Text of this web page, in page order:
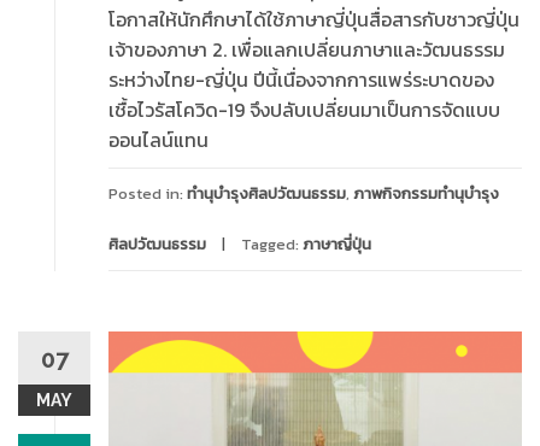
โอกาสให้นักศึกษาได้ใช้ภาษาญี่ปุ่นสื่อสารกับชาวญี่ปุ่น
เจ้าของภาษา 2. เพื่อแลกเปลี่ยนภาษาและวัฒนธรรม
ระหว่างไทย-ญี่ปุ่น ปีนี้เนื่องจากการแพร่ระบาดของ
เชื้อไวรัสโควิด-19 จึงปลับเปลี่ยนมาเป็นการจัดแบบ
ออนไลน์แทน
Posted in: ทำนุบำรุงศิลปวัฒนธรรม, ภาพกิจกรรมทำนุบำรุง
ศิลปวัฒนธรรม Tagged: ภาษาญี่ปุ่น
07
MAY